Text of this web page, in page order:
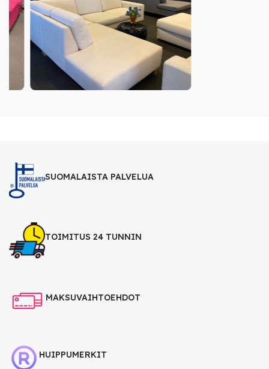
SUOMALAISTA PALVELUA
TOIMITUS 24 TUNNIN
MAKSUVAIHTOEHDOT
HUIPPUMERKIT